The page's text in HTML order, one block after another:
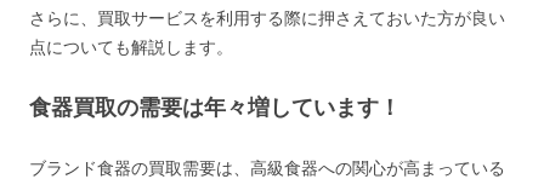
さらに、買取サービスを利用する際に押さえておいた方が良い
点についても解説します。
食器買取の需要は年々増しています！
ブランド食器の買取需要は、高級食器への関心が高まっている